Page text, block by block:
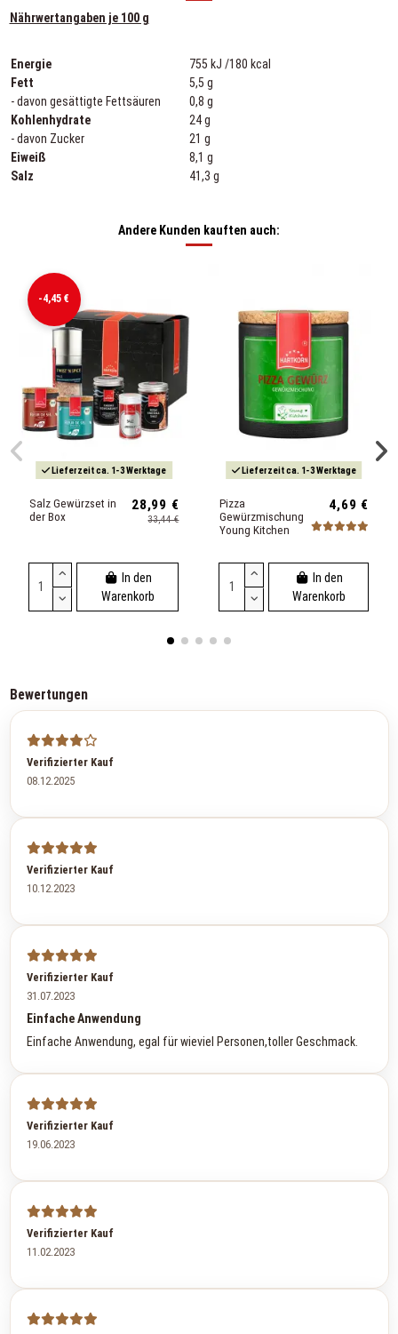
Nährwertangaben je 100 g
Energie
755 kJ /180 kcal
Fett
5,5 g
- davon gesättigte Fettsäuren
0,8 g
Kohlenhydrate
24 g
- davon Zucker
21 g
Eiweiß
8,1 g
Salz
41,3 g
Andere Kunden kauften auch:
-4,45 €
Lieferzeit ca. 1-3 Werktage
Salz Gewürzset in
der Box
28,99 €
33,44 €
In den
Warenkorb
Lieferzeit ca. 1-3 Werktage
Pizza
Gewürzmischung
Young Kitchen
4,69 €
In den
Warenkorb
Bewertungen
Verifizierter Kauf
08.12.2025
Verifizierter Kauf
10.12.2023
Verifizierter Kauf
31.07.2023
Einfache Anwendung
Einfache Anwendung, egal für wieviel Personen,toller Geschmack.
Verifizierter Kauf
19.06.2023
Verifizierter Kauf
11.02.2023